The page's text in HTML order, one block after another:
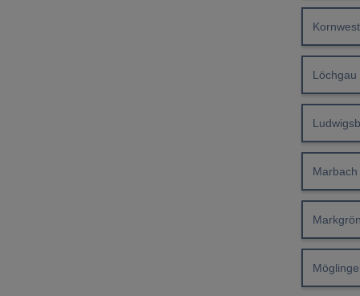
Löchgau
Marbach